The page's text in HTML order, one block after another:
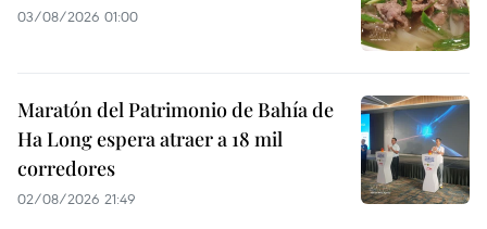
03/08/2026 01:00
Maratón del Patrimonio de Bahía de
Ha Long espera atraer a 18 mil
corredores
02/08/2026 21:49